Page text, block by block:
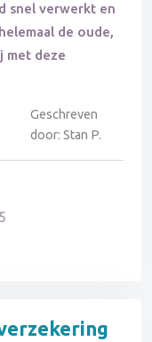
snel verwerkt en
de oude,
met deze
Geschreven
door: Stan P.